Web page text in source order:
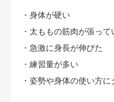
・身体が硬い
・太ももの筋肉が張って
・急激に身長が伸びた
・練習量が多い
・姿勢や身体の使い方に